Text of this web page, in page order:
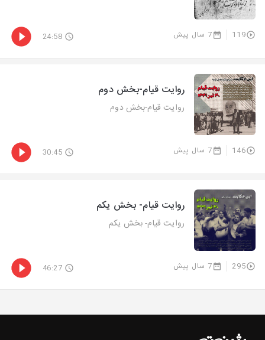
119 7 سال پیش 24:58
روایت قیام-بخش دوم
روایت قیام-بخش دوم
146 7 سال پیش 30:45
روایت قیام- بخش یکم
روایت قیام- بخش یکم
295 7 سال پیش 46:27